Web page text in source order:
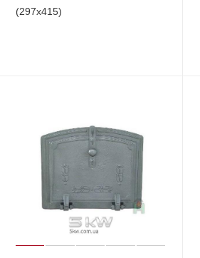
(297х415)